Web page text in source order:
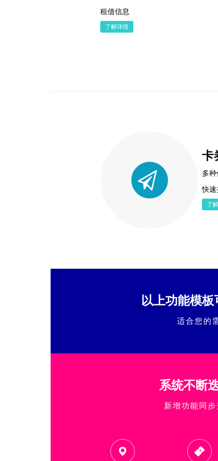
租借信息
了解详情
卡
多
快
了
以上功能模
适合您的
系统不断
新增功能同